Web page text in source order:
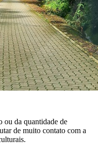
ou da quantidade de
de muito contato com a